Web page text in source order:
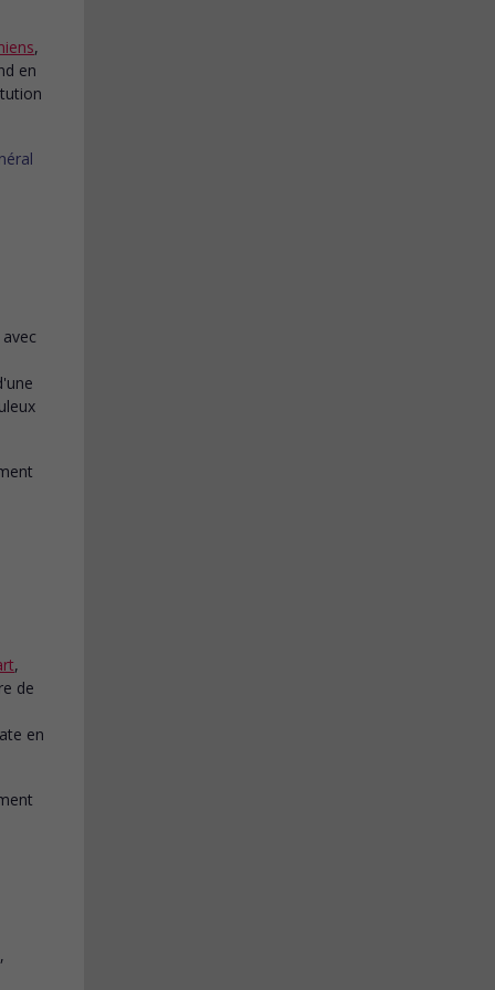
,
en
avec
,
de
en
,